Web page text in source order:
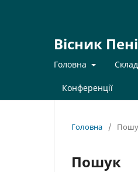
Вісник
Головна
Конференції
Головна /
Пошук